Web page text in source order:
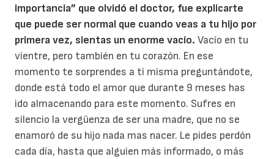
importancia” que olvidó el doctor, fue explicarte
que puede ser normal que cuando veas a tu hijo por
primera vez, sientas un enorme vacío. Vacío en tu
vientre, pero también en tu corazón. En ese
momento te sorprendes a ti misma preguntándote,
donde está todo el amor que durante 9 meses has
ido almacenando para este momento. Sufres en
silencio la vergüenza de ser una madre, que no se
enamoró de su hijo nada mas nacer. Le pides perdón
cada día, hasta que alguien más informado, o más